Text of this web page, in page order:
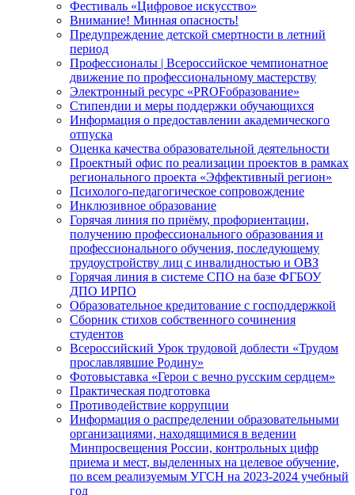
Фестиваль «Цифровое искусство»
Внимание! Минная опасность!
Предупреждение детской смертности в летний
период
Профессионалы | Всероссийское чемпионатное
движение по профессиональному мастерству
Электронный ресурс «PROFобразование»
Стипендии и меры поддержки обучающихся
Информация о предоставлении академического
отпуска
Оценка качества образовательной деятельности
Проектный офис по реализации проектов в рамках
регионального проекта «Эффективный регион»
Психолого-педагогическое сопровождение
Инклюзивное образование
Горячая линия по приёму, профориентации,
получению профессионального образования и
профессионального обучения, последующему
трудоустройству лиц с инвалидностью и ОВЗ
Горячая линия в системе СПО на базе ФГБОУ
ДПО ИРПО
Образовательное кредитование с господдержкой
Сборник стихов собственного сочинения
студентов
Всероссийский Урок трудовой доблести «Трудом
прославлявшие Родину»
Фотовыставка «Герои с вечно русским сердцем»
Практическая подготовка
Противодействие коррупции
Информация о распределении образовательными
организациями, находящимися в ведении
Минпросвещения России, контрольных цифр
приема и мест, выделенных на целевое обучение,
по всем реализуемым УГСН на 2023-2024 учебный
год